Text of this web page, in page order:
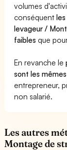
volumes
conséquent
levageur /
faibles que
En revanche le
sont les mêmes
entrepreneur,
non salarié.
Les autres
Montage de